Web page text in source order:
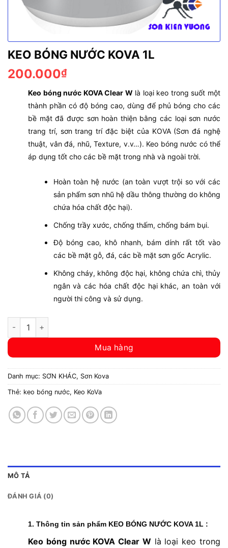
KEO BÓNG NƯỚC KOVA 1L
200.000₫
Keo bóng nước KOVA Clear W là loại keo trong suốt một
thành phần có độ bóng cao, dùng để phủ bóng cho các
bề mặt đã được sơn hoàn thiện bằng các loại sơn nước
trang trí, sơn trang trí đặc biệt của KOVA (Sơn đá nghệ
thuật, vân đá, nhũ, Texture, v.v…). Keo bóng nước có thể
áp dụng tốt cho các bề mặt trong nhà và ngoài trời.
Hoàn toàn hệ nước (an toàn vượt trội so với các
sản phẩm sơn nhũ hệ dầu thông thường do không
chứa hóa chất độc hại).
Chống trầy xước, chống thấm, chống bám bụi.
Độ bóng cao, khô nhanh, bám dính rất tốt vào
các bề mặt gỗ, đá, các bề mặt sơn gốc Acrylic.
Không cháy, không độc hại, không chứa chì, thủy
ngân và các hóa chất độc hại khác, an toàn với
người thi công và sử dụng.
KEO BÓNG NƯỚC KOVA 1L số lượng
Mua hàng
Danh mục: SƠN KHÁC, Sơn Kova
Thẻ: keo bóng nước, Keo KoVa
MÔ TẢ
ĐÁNH GIÁ (0)
1. Thông tin sản phẩm KEO BÓNG NƯỚC KOVA1L :
Keo bóng nước KOVA Clear Wlà loại keo trong